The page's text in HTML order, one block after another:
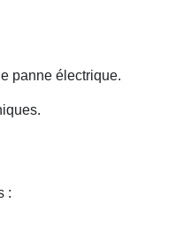
panne électrique.
: